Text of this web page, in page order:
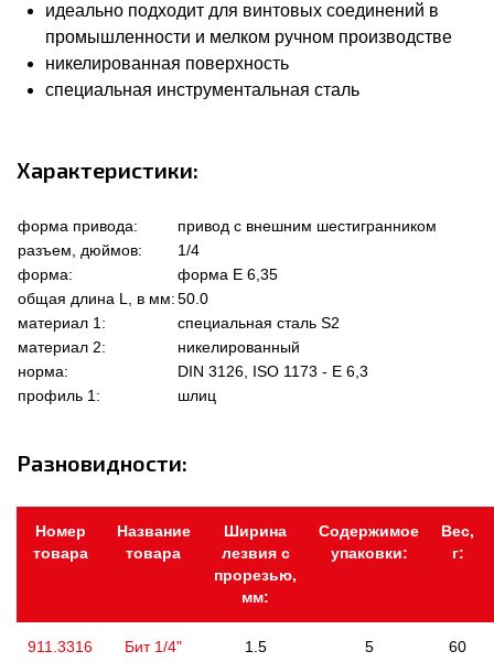
идеально подходит для винтовых соединений в
промышленности и мелком ручном производстве
никелированная поверхность
специальная инструментальная сталь
Характеристики:
форма привода:
привод с внешним шестигранником
разъем, дюймов:
1/4
форма:
форма Е 6,35
общая длина L, в мм:50.0
материал 1:
специальная сталь S2
материал 2:
никелированный
норма:
DIN 3126, ISO 1173 - E 6,3
профиль 1:
шлиц
Разновидности:
Номер
товара
Название
товара
Ширина
лезвия с
прорезью,
мм:
Содержимое
упаковки:
Вес,
г:
911.3316
Бит 1/4"
1.5 5 60